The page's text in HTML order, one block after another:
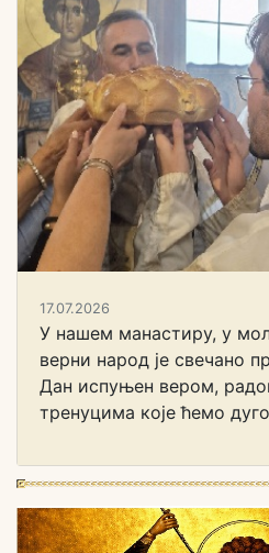
17.07.2026
У нашем манастиру, у
верни народ је свечано
Дан испуњен вером,
тренуцима које ћемо